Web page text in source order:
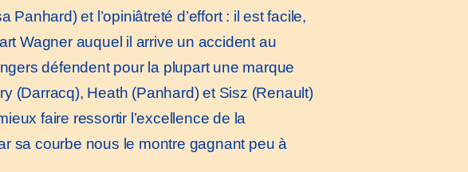
et l’opiniâtreté d’effort : il est facile,
Wagner auquel il arrive un accident au
défendent pour la plupart une marque
(Darracq), Heath (Panhard) et Sisz (Renault)
faire ressortir l’excellence de la
sa courbe nous le montre gagnant peu à